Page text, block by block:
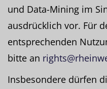
und Data-Mining im
ausdrücklich vor. Für
entsprechenden
bitte an
Insbesondere dürfen